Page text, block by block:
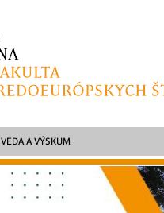
VEDA A VÝSKUM